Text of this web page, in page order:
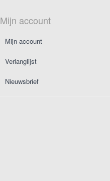
Mijn account
Mijn account
Verlanglijst
Nieuwsbrief